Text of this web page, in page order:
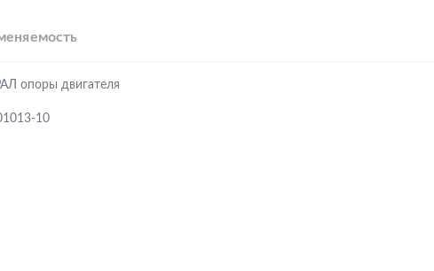
опоры двигателя
10